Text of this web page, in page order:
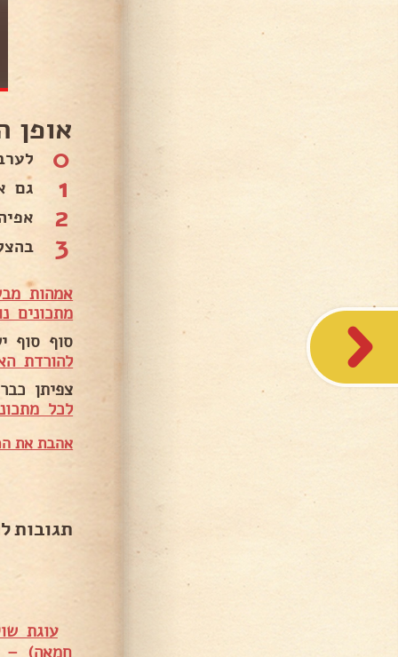
אופן
0
1 גם
2 אפיה
3
אמהות
מתכונים
סוף סוף
להורדת
צפיתן
לכל
אהבת את
תגובות
עוגת
חמאה) –